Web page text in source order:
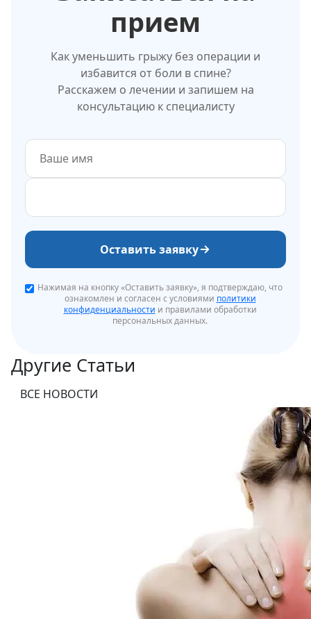
прием
Как уменьшить грыжу без операции и
избавится от боли в спине?
Расскажем о лечении и запишем на
консультацию к специалисту
Оставить заявку
Нажимая на кнопку «Оставить заявку», я подтверждаю, что
ознакомлен и согласен с условиями политики
конфиденциальности и правилами обработки
персональных данных.
Другие Статьи
ВСЕ НОВОСТИ